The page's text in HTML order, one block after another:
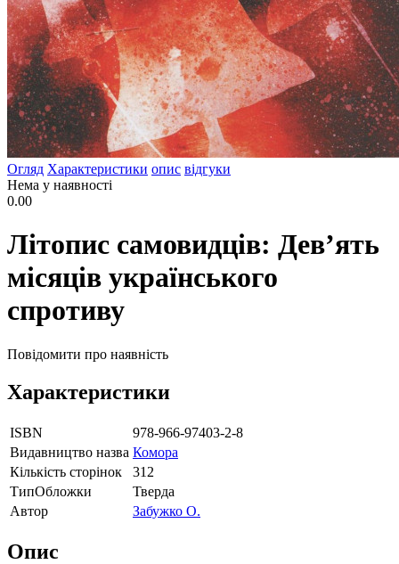
Огляд Характеристики опис відгуки
Нема у наявності
0.00
Літопис самовидців: Дев’ять
місяців українського
спротиву
Повідомити про наявність
Характеристики
ISBN
978-966-97403-2-8
Видавництво назва Комора
Кількість сторінок
312
ТипОбложки
Тверда
Автор
Забужко О.
Опис